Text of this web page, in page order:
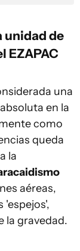
unidad de
EZAPAC
una
en la
como
queda
la
aéreas,
'espejos',
la gravedad.